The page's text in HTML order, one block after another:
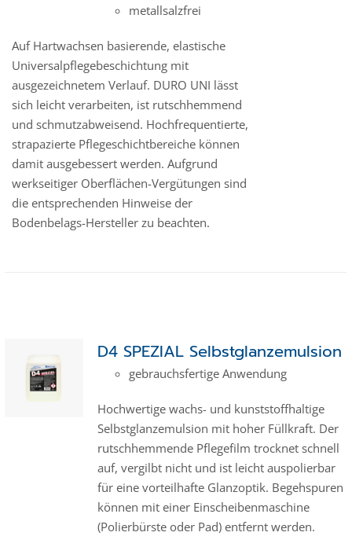
metallsalzfrei
Auf Hartwachsen basierende, elastische
Universalpflegebeschichtung mit
ausgezeichnetem Verlauf. DURO UNI lässt
sich leicht verarbeiten, ist rutschhemmend
und schmutzabweisend. Hochfrequentierte,
strapazierte Pflegeschichtbereiche können
damit ausgebessert werden. Aufgrund
werkseitiger Oberflächen-Vergütungen sind
die entsprechenden Hinweise der
Bodenbelags-Hersteller zu beachten.
D4 SPEZIAL Selbstglanzemulsion
gebrauchsfertige Anwendung
Hochwertige wachs- und kunststoffhaltige
Selbstglanzemulsion mit hoher Füllkraft. Der
rutschhemmende Pflegefilm trocknet schnell
auf, vergilbt nicht und ist leicht auspolierbar
für eine vorteilhafte Glanzoptik. Begehspuren
können mit einer Einscheibenmaschine
(Polierbürste oder Pad) entfernt werden.